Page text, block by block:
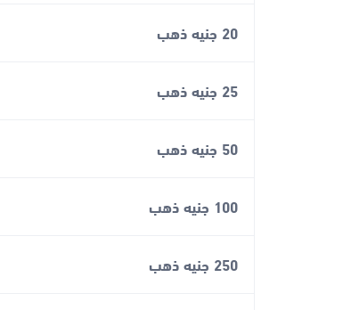
20 جنيه ذهب
25 جنيه ذهب
50 جنيه ذهب
100 جنيه ذهب
250 جنيه ذهب